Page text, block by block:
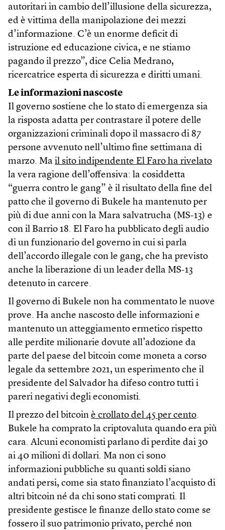
autoritari in cambio dell’illusione della sicurezza,
ed è vittima della manipolazione dei mezzi
d’informazione. C’è un enorme deficit di
istruzione ed educazione civica, e ne stiamo
pagando il prezzo”, dice Celia Medrano,
ricercatrice esperta di sicurezza e diritti umani.
Le informazioni nascoste
Il governo sostiene che lo stato di emergenza sia
la risposta adatta per contrastare il potere delle
organizzazioni criminali dopo il massacro di 87
persone avvenuto nell’ultimo fine settimana di
marzo. Ma il sito indipendente El Faro ha rivelato
la vera ragione dell’offensiva: la cosiddetta
“guerra contro le gang” è il risultato della fine del
patto che il governo di Bukele ha mantenuto per
più di due anni con la Mara salvatrucha (MS-13) e
con il Barrio 18. El Faro ha pubblicato degli audio
di un funzionario del governo in cui si parla
dell’accordo illegale con le gang, che ha previsto
anche la liberazione di un leader della MS-13
detenuto in carcere.
Il governo di Bukele non ha commentato le nuove
prove. Ha anche nascosto delle informazioni e
mantenuto un atteggiamento ermetico rispetto
alle perdite milionarie dovute all’adozione da
parte del paese del bitcoin come moneta a corso
legale da settembre 2021, un esperimento che il
presidente del Salvador ha difeso contro tutti i
pareri negativi degli economisti.
Il prezzo del bitcoin è crollato del 45 per cento.
Bukele ha comprato la criptovaluta quando era più
cara. Alcuni economisti parlano di perdite dai 30
ai 40 milioni di dollari. Ma non ci sono
informazioni pubbliche su quanti soldi siano
andati persi, come sia stato finanziato l’acquisto di
altri bitcoin né da chi sono stati comprati. Il
presidente gestisce le finanze dello stato come se
fossero il suo patrimonio privato, perché non